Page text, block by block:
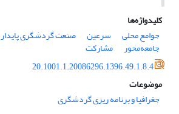
کلیدواژه‌ها
جوامع محلی
سرعین صنعت گردشگری پایدار
جامعه‌محور
مشارکت
20.1001.1.20086296.1396.49.1.8.4
موضوعات
جغرافیا و برنامه ریزی گردشگری